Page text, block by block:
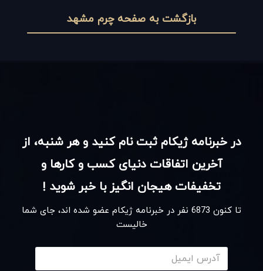
بازگشت به صفحه چرم مشهد
در خبرنامه ژیکام ثبت نام کنید و هر شنبه، از
آخرین اتفاقات دنیای کسب و کارها و
تخفیفات هیجان انگیز با خبر شوید !
تا کنون 6873 نفر در خبرنامه ژیکام عضو شده اند، جای شما
خالیست